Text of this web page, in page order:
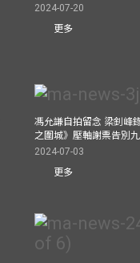
2024-07-20
更多
馮允謙自拍留念 梁釗峰
之圍城》壓軸謝票告別
2024-07-03
更多